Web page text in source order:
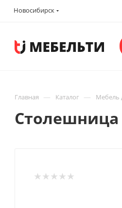
Новосибирск
Главная — Каталог — Мебель
Столешница